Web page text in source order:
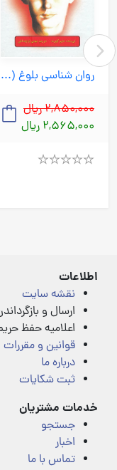
روان شناسی بلوغ (دایره) رقعی شومیز
2,850,000 ریال
2,565,000 ریال
اطلاعات
نقشه سایت
ارسال و
اعلامیه حفظ
قوانین و مقررات
درباره ما
ثبت شکایات
خدمات مشتریان
جستجو
اخبار
تماس با ما